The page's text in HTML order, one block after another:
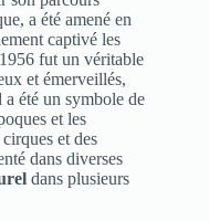
a été amené en
captivé les
fut un véritable
et émerveillés,
a été un symbole de
et les
et des
dans diverses
dans plusieurs